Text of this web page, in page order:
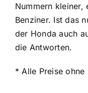
Nummern kleiner,
Benziner. Ist das
der Honda auch
die Antworten.
* Alle Preise ohne